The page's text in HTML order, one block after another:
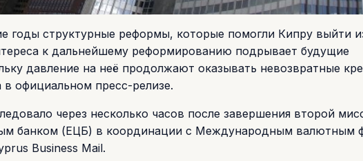
годы структурные реформы, которые помогли Кипру выйти
к дальнейшему реформированию подрывает будущие
давление на неё продолжают оказывать невозвратные
официальном пресс-релизе.
через несколько часов после завершения второй
банком (ЕЦБ) в координации с Международным валютным
Business Mail.